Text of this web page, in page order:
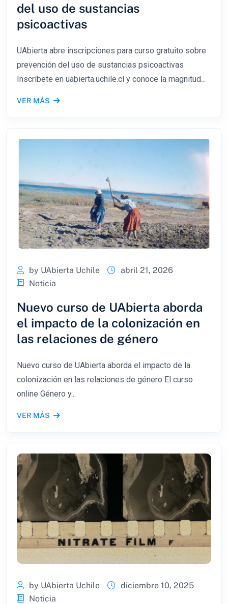
del uso de sustancias
psicoactivas
UAbierta abre inscripciones para curso gratuito sobre
prevención del uso de sustancias psicoactivas
Inscríbete en uabierta.uchile.cl y conoce la magnitud...
VER MÁS
by UAbierta Uchile
abril 21, 2026
Noticia
Nuevo curso de UAbierta aborda
el impacto de la colonización en
las relaciones de género
Nuevo curso de UAbierta aborda el impacto de la
colonización en las relaciones de género El curso
online Género y...
VER MÁS
by UAbierta Uchile
diciembre 10, 2025
Noticia